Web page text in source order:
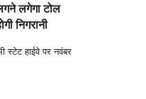
लगेगा टोल
निगरानी
स्टेट हाईवे पर नवंबर